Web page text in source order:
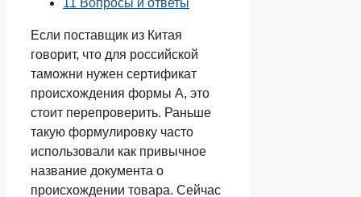
11 Вопросы и ответы
Если поставщик из Китая
говорит, что для российской
таможни нужен сертификат
происхождения формы А, это
стоит перепроверить. Раньше
такую формулировку часто
использовали как привычное
название документа о
происхождении товара. Сейчас